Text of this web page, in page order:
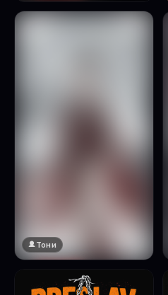
🔞 18+
Натисни за преглед
Тони